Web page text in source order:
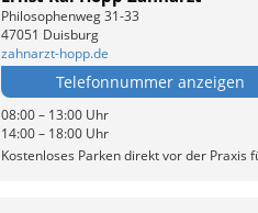
Philosophenweg 31-33
47051 Duisburg
zahnarzt-hopp.de
Telefonnummer anzeigen
08:00 – 13:00 Uhr
14:00 – 18:00 Uhr
Kostenloses Parken direkt vor der Praxis